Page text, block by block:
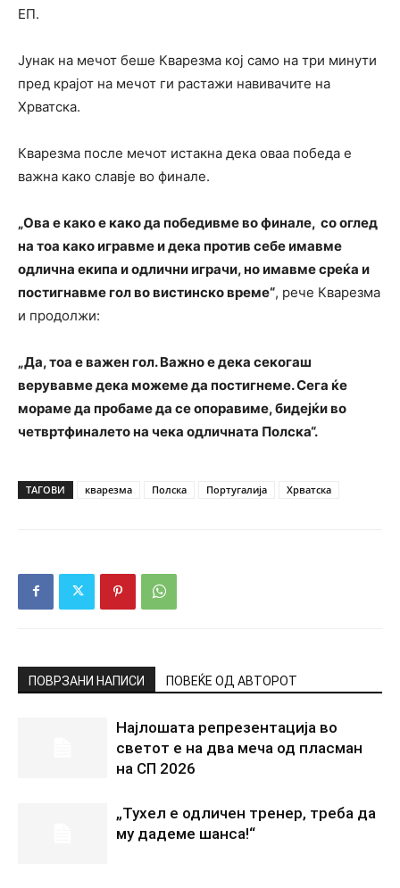
ЕП.
Јунак на мечот беше Кварезма кој само на три минути
пред крајот на мечот ги растажи навивачите на
Хрватска.
Кварезма после мечот истакна дека оваа победа е
важна како славје во финале.
„Ова е како е како да победивме во финале, со оглед
на тоа како игравме и дека против себе имавме
одлична екипа и одлични играчи, но имавме среќа и
постигнавме гол во вистинско време“, рече Кварезма
и продолжи:
„Да, тоа е важен гол. Важно е дека секогаш
верувавме дека можеме да постигнеме. Сега ќе
мораме да пробаме да се опоравиме, бидејќи во
четвртфиналето на чека одличната Полска“.
ТАГОВИ кварезма Полска Португалија Хрватска
ПОВРЗАНИ НАПИСИ ПОВЕЌЕ ОД АВТОРОТ
Најлошата репрезентација во
светот е на два меча од пласман
на СП 2026
„Тухел е одличен тренер, треба да
му дадеме шанса!“